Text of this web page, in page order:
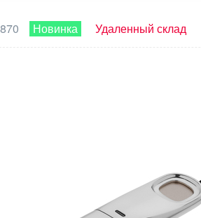
Новинка Удаленный склад